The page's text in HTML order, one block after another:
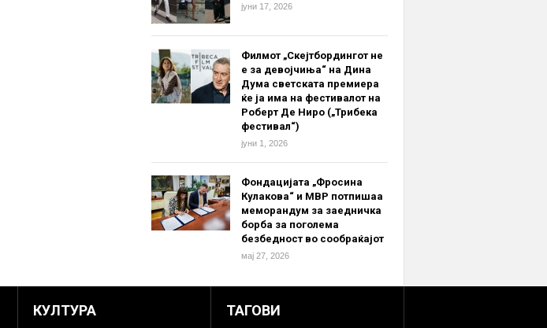
јуни 17, 2026
Филмот „Скејтбордингот не
е за девојчиња“ на Дина
Дума светската премиера
ќе ја има на фестивалот на
Роберт Де Ниро („Трибека
фестивал“)
јуни 1, 2026
Фондацијата „Фросина
Кулакова“ и МВР потпишаа
меморандум за заедничка
борба за поголема
безбедност во сообраќајот
мај 27, 2026
КУЛТУРА ТАГОВИ